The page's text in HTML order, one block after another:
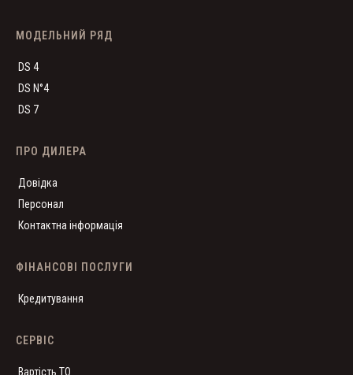
МОДЕЛЬНИЙ РЯД
DS 4
DS N°4
DS 7
ПРО ДИЛЕРА
Довідка
Персонал
Контактна інформація
ФІНАНСОВІ ПОСЛУГИ
Кредитування
СЕРВІС
Вартість ТО